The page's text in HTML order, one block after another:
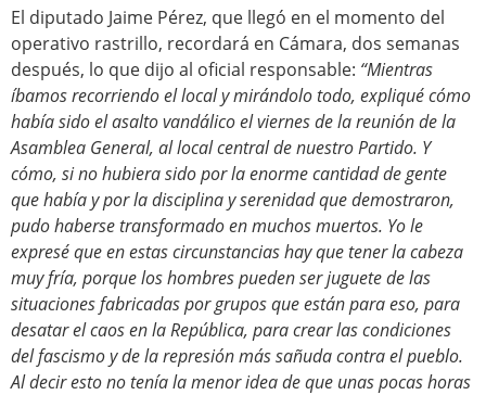
El diputado Jaime Pérez, que llegó en el momento del
operativo rastrillo, recordará en Cámara, dos semanas
después, lo que dijo al oficial responsable: “Mientras
íbamos recorriendo el local y mirándolo todo, expliqué cómo
había sido el asalto vandálico el viernes de la reunión de la
Asamblea General, al local central de nuestro Partido. Y
cómo, si no hubiera sido por la enorme cantidad de gente
que había y por la disciplina y serenidad que demostraron,
pudo haberse transformado en muchos muertos. Yo le
expresé que en estas circunstancias hay que tener la cabeza
muy fría, porque los hombres pueden ser juguete de las
situaciones fabricadas por grupos que están para eso, para
desatar el caos en la República, para crear las condiciones
del fascismo y de la represión más sañuda contra el pueblo.
Al decir esto no tenía la menor idea de que unas pocas horas